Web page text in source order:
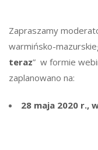
Zapraszamy
warmińsko-
teraz” w formie
zaplanowano na:
28 maja 2020 r.,